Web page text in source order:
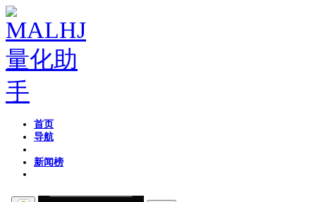
首页
导航
新闻榜